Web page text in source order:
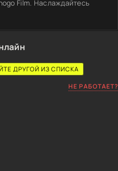
Film. Наслаждайтесь
ДРУГОЙ ИЗ СПИСКА
НЕ РАБОТАЕТ?